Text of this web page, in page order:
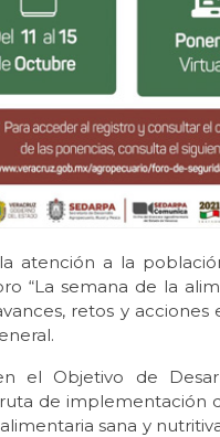
atención a la
“La semana de la
retos y
el Objetivo de
de implementación
sana y